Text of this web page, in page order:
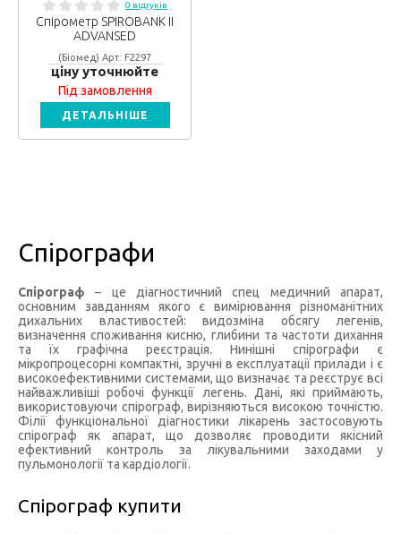
0 відгуків
Спірометр SPIROBANK II
ADVANSED
(Біомед) Арт: F2297
ціну уточнюйте
Під замовлення
ДЕТАЛЬНІШЕ
Спірографи
Спірограф – це діагностичний спец медичний апарат,
основним завданням якого є вимірювання різноманітних
дихальних властивостей: видозміна обсягу легенів,
визначення споживання кисню, глибини та частоти дихання
та їх графічна реєстрація. Нинішні спірографи є
мікропроцесорні компактні, зручні в експлуатації прилади і є
високоефективними системами, що визначає та реєструє всі
найважливіші робочі функції легень. Дані, які приймають,
використовуючи спірограф, вирізняються високою точністю.
Філії функціональної діагностики лікарень застосовують
спірограф як апарат, що дозволяє проводити якісний
ефективний контроль за лікувальними заходами у
пульмонології та кардіології.
Спірограф купити